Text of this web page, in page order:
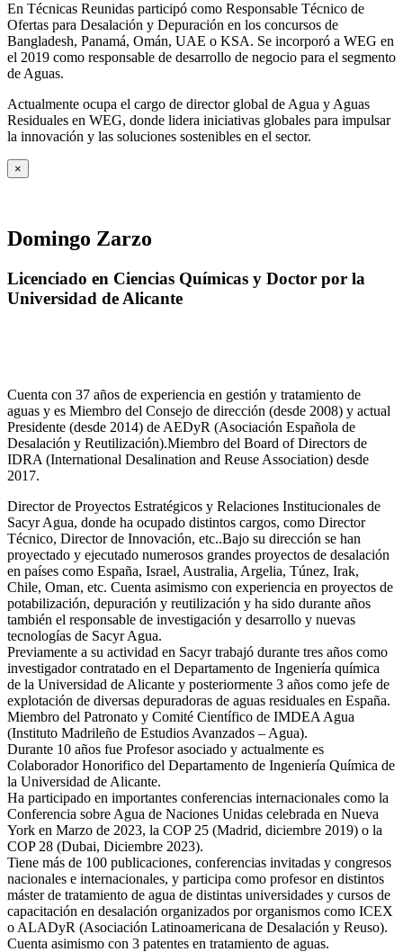
En Técnicas Reunidas participó como Responsable Técnico de
Ofertas para Desalación y Depuración en los concursos de
Bangladesh, Panamá, Omán, UAE o KSA. Se incorporó a WEG en
el 2019 como responsable de desarrollo de negocio para el segmento
de Aguas.
Actualmente ocupa el cargo de director global de Agua y Aguas
Residuales en WEG, donde lidera iniciativas globales para impulsar
la innovación y las soluciones sostenibles en el sector.
×
Domingo Zarzo
Licenciado en Ciencias Químicas y Doctor por la
Universidad de Alicante
Cuenta con 37 años de experiencia en gestión y tratamiento de
aguas y es Miembro del Consejo de dirección (desde 2008) y actual
Presidente (desde 2014) de AEDyR (Asociación Española de
Desalación y Reutilización).Miembro del Board of Directors de
IDRA (International Desalination and Reuse Association) desde
2017.
Director de Proyectos Estratégicos y Relaciones Institucionales de
Sacyr Agua, donde ha ocupado distintos cargos, como Director
Técnico, Director de Innovación, etc..Bajo su dirección se han
proyectado y ejecutado numerosos grandes proyectos de desalación
en países como España, Israel, Australia, Argelia, Túnez, Irak,
Chile, Oman, etc. Cuenta asimismo con experiencia en proyectos de
potabilización, depuración y reutilización y ha sido durante años
también el responsable de investigación y desarrollo y nuevas
tecnologías de Sacyr Agua.
Previamente a su actividad en Sacyr trabajó durante tres años como
investigador contratado en el Departamento de Ingeniería química
de la Universidad de Alicante y posteriormente 3 años como jefe de
explotación de diversas depuradoras de aguas residuales en España.
Miembro del Patronato y Comité Científico de IMDEA Agua
(Instituto Madrileño de Estudios Avanzados – Agua).
Durante 10 años fue Profesor asociado y actualmente es
Colaborador Honorifico del Departamento de Ingeniería Química de
la Universidad de Alicante.
Ha participado en importantes conferencias internacionales como la
Conferencia sobre Agua de Naciones Unidas celebrada en Nueva
York en Marzo de 2023, la COP 25 (Madrid, diciembre 2019) o la
COP 28 (Dubai, Diciembre 2023).
Tiene más de 100 publicaciones, conferencias invitadas y congresos
nacionales e internacionales, y participa como profesor en distintos
máster de tratamiento de agua de distintas universidades y cursos de
capacitación en desalación organizados por organismos como ICEX
o ALADyR (Asociación Latinoamericana de Desalación y Reuso).
Cuenta asimismo con 3 patentes en tratamiento de aguas.